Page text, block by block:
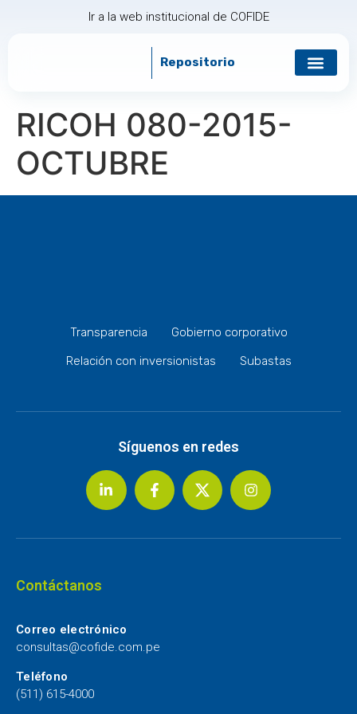
Ir a la web institucional de COFIDE
Repositorio
RICOH 080-2015-
OCTUBRE
Transparencia
Gobierno corporativo
Relación con inversionistas
Subastas
Síguenos en redes
Contáctanos
Correo electrónico
consultas@cofide.com.pe
Teléfono
(511) 615-4000